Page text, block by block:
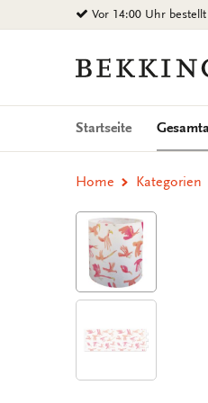
zum
Vor 14:00 Uhr
Bekking
Blitz
Uitgevers
Startseite
Home Kategorien